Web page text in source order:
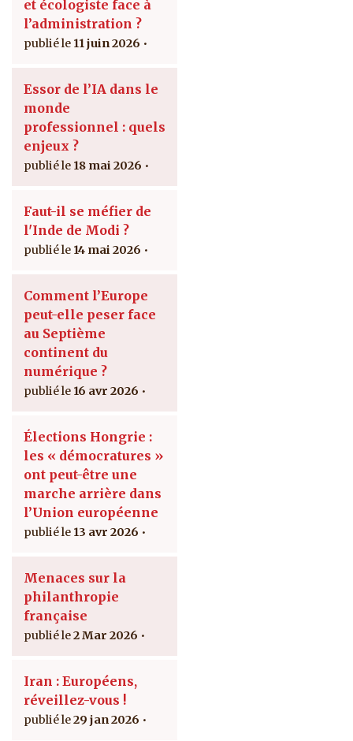
et écologiste face à
l’administration ?
11 juin 2026
Essor de l’IA dans le
monde
professionnel : quels
enjeux ?
18 mai 2026
Faut-il se méfier de
l'Inde de Modi ?
14 mai 2026
Comment l’Europe
peut-elle peser face
au Septième
continent du
numérique ?
16 avr 2026
Élections Hongrie :
les « démocratures »
ont peut-être une
marche arrière dans
l’Union européenne
13 avr 2026
Menaces sur la
philanthropie
française
2 Mar 2026
Iran : Européens,
réveillez-vous !
29 jan 2026